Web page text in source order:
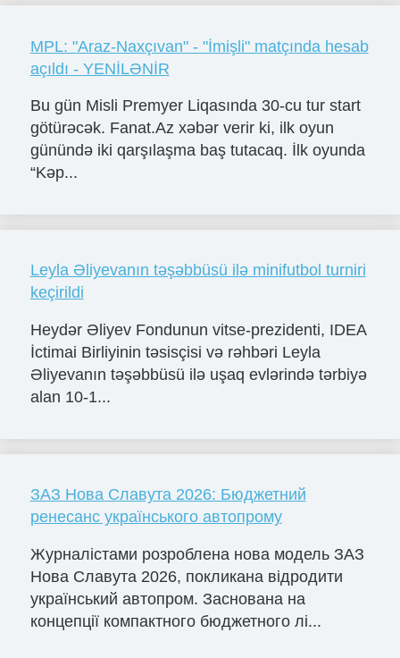
MPL: "Araz-Naxçıvan" - "İmişli" matçında hesab
açıldı - YENİLƏNİR
Bu gün Misli Premyer Liqasında 30-cu tur start
götürəcək. Fanat.Az xəbər verir ki, ilk oyun
günündə iki qarşılaşma baş tutacaq. İlk oyunda
“Kəp...
Leyla Əliyevanın təşəbbüsü ilə minifutbol turniri
keçirildi
Heydər Əliyev Fondunun vitse-prezidenti, IDEA
İctimai Birliyinin təsisçisi və rəhbəri Leyla
Əliyevanın təşəbbüsü ilə uşaq evlərində tərbiyə
alan 10-1...
ЗАЗ Нова Славута 2026: Бюджетний
ренесанс українського автопрому
Журналістами розроблена нова модель ЗАЗ
Нова Славута 2026, покликана відродити
український автопром. Заснована на
концепції компактного бюджетного лі...